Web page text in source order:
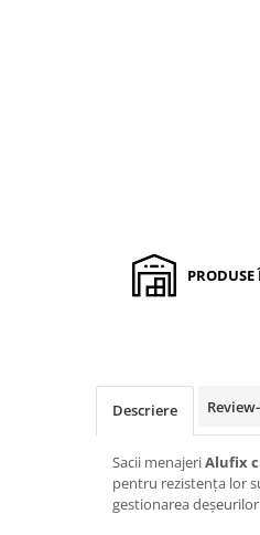
Detergenți și balsam de rufe
PRODUSE
Descriere
Sacii menajeriAlufix
pentru rezistența lor
gestionarea